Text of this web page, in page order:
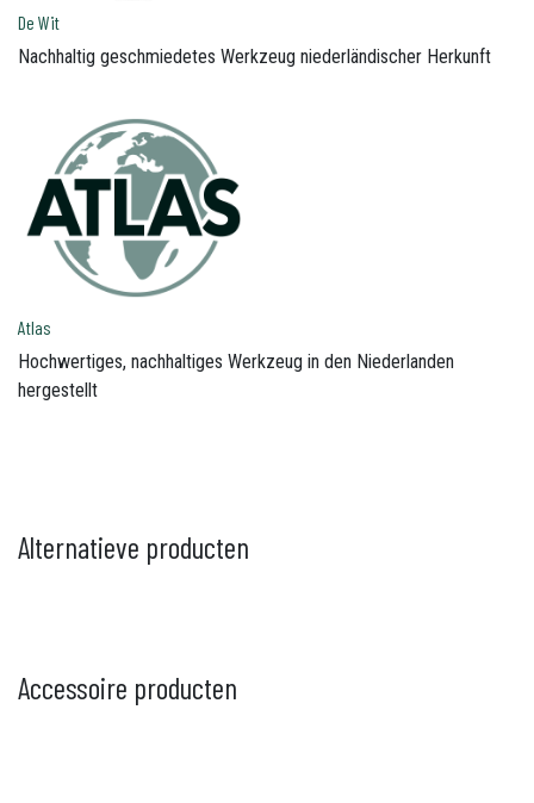
De Wit
Nachhaltig geschmiedetes Werkzeug niederländischer Herkunft
Atlas
Hochwertiges, nachhaltiges Werkzeug in den Niederlanden
hergestellt
Alternatieve producten
Accessoire producten